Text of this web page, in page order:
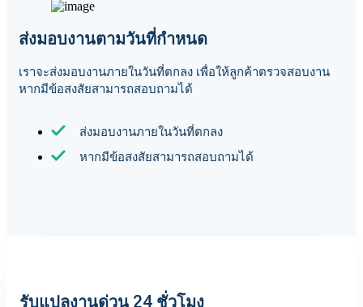
ส่งมอบงานตามวันที่กำหนด
เราจะส่งมอบงานภายในวันที่ตกลง เพื่อให้ลูกค้าตรวจสอบงาน
หากมีข้อสงสัยสามารถสอบถามได้
ส่งมอบงานภายในวันที่ตกลง
หากมีข้อสงสัยสามารถสอบถามได้
รับแปลงานด่วน 24 ชั่วโมง